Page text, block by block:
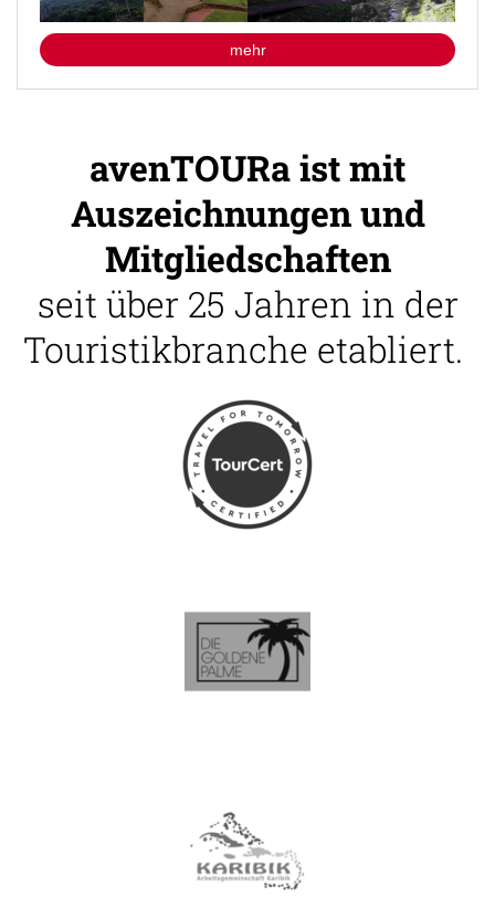
mehr
avenTOURa ist mit
Auszeichnungen und
Mitgliedschaften
seit über 25 Jahren in der
Touristikbranche etabliert.